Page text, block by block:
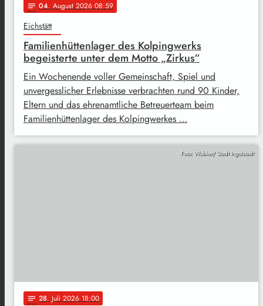
notes 04. August 2026 08:59
Eichstätt
Familienhüttenlager des Kolpingwerks
begeisterte unter dem Motto „Zirkus“
Ein Wochenende voller Gemeinschaft, Spiel und
unvergesslicher Erlebnisse verbrachten rund 90 Kinder,
Eltern und das ehrenamtliche Betreuerteam beim
Familienhüttenlager des Kolpingwerkes …
Foto: Wobker/ Stadt Ingolstadt
notes 28. Juli 2026 18:00